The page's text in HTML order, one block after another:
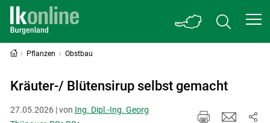
Pflanzen Obstbau
Kräuter-/ Blütensirup selbst gemacht
27.05.2026 | von Ing. Dipl.-Ing. Georg